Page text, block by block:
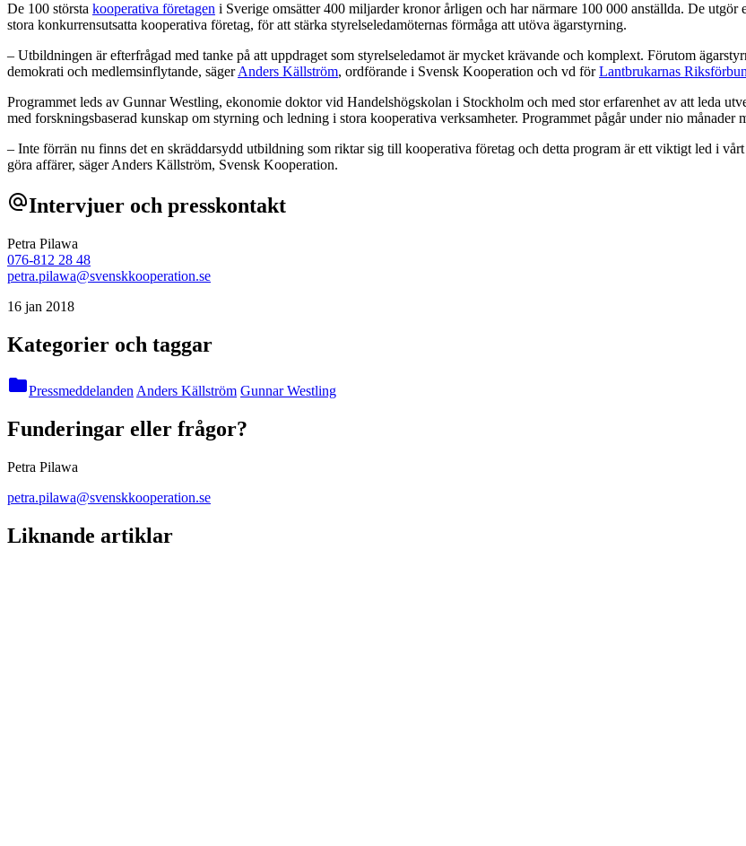
De 100 största kooperativa företagen i Sverige omsätter 400 miljarder kronor årligen och har närmare 100 000 anställda. De
stora konkurrensutsatta kooperativa företag, för att stärka styrelseledamöternas förmåga att utöva ägarstyrning.
– Utbildningen är efterfrågad med tanke på att uppdraget som styrelseledamot är mycket krävande och komplext. Förutom
demokrati och medlemsinflytande, sägerAnders Källström, ordförande i Svensk Kooperation och vd förLantbrukarnas
Programmet leds av Gunnar Westling, ekonomie doktor vid Handelshögskolan i Stockholm och med stor erfarenhet av att leda
med forskningsbaserad kunskap om styrning och ledning i stora kooperativa verksamheter. Programmet pågår under nio månader
– Inte förrän nu finns det en skräddarsydd utbildning som riktar sig till kooperativa företag och detta program är ett viktigt led i
göra affärer, säger Anders Källström, Svensk Kooperation.
alternate_emailIntervjuer och presskontakt
Petra Pilawa
076-812 28 48
petra.pilawa@svenskkooperation.se
16 jan 2018
Kategorier och taggar
folderPressmeddelandenAnders Källström Gunnar Westling
Funderingar eller frågor?
Petra Pilawa
petra.pilawa@svenskkooperation.se
Liknande artiklar